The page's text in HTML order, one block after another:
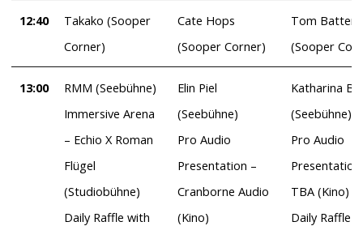
12:40
Takako (Sooper
Corner)
Cate Hops
(Sooper Corner)
Tom Battery
(Sooper
13:00
RMM (Seebühne)
Immersive Arena
– Echio X Roman
Flügel
(Studiobühne)
Daily Raffle with
Elin Piel
(Seebühne)
Pro Audio
Presentation –
Cranborne Audio
(Kino)
Katharina
(Seebühne)
Pro Audio
Presentation
TBA (Kino)
Daily Raffle